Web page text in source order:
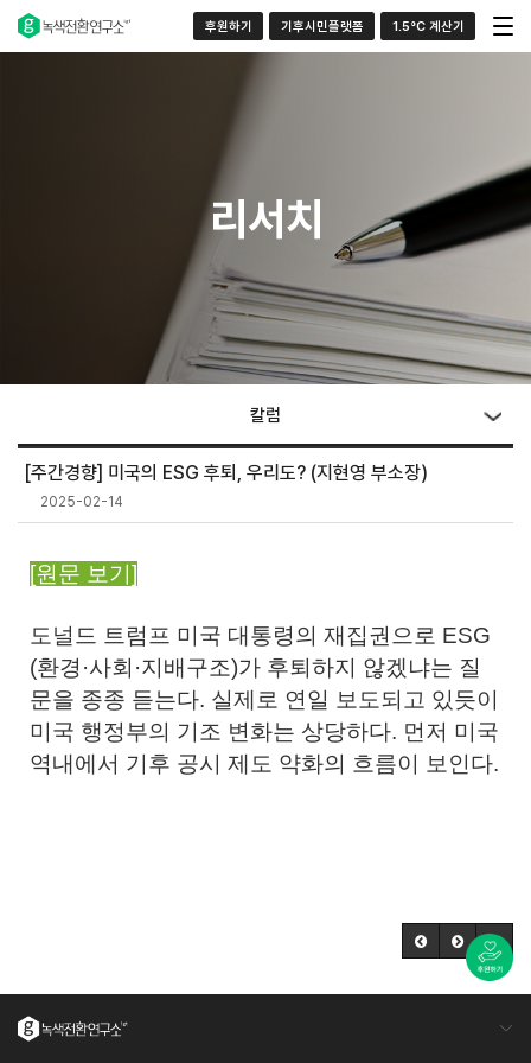
후원하기 기후시민플랫폼 1.5°C 계산기
리서치
칼럼
[주간경향] 미국의 ESG 후퇴, 우리도? (지현영 부소장)
2025-02-14
[원문 보기]
도널드 트럼프 미국 대통령의 재집권으로 ESG
(환경·사회·지배구조)가 후퇴하지 않겠냐는 질
문을 종종 듣는다. 실제로 연일 보도되고 있듯이
미국 행정부의 기조 변화는 상당하다. 먼저 미국
역내에서 기후 공시 제도 약화의 흐름이 보인다.